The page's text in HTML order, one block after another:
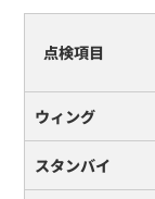
点検項目
ウィング
スタンバイ